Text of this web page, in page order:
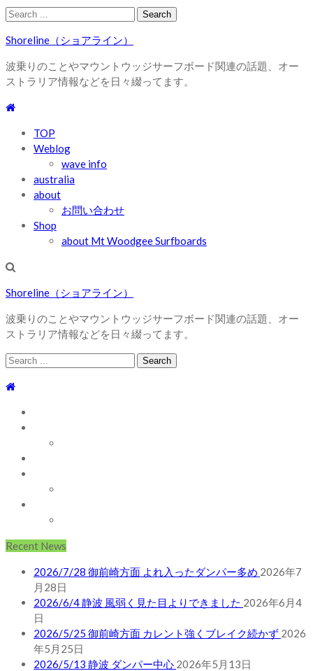
Skip
navigation
Skip
content
Search
Shoreline（ショアライン）
波乗りのことやマウントウッジサーフボード関連の話題、オー
ストラリア情報などを日々綴ってます。
TOP
Weblog
wave info
australia
about
お問い合わせ
Shop
about Mt Woodgee Surfboards
Shoreline（ショアライン）
波乗りのことやマウントウッジサーフボード関連の話題、オー
ストラリア情報などを日々綴ってます。
Search
Recent News
2026/7/28 御前崎方面 よれ入ったダンパー多め 2026年7
月28日
2026/6/4 静波 風弱く見た目よりできました 2026年6月4
日
2026/5/25 御前崎方面 カレント強くブレイク続かず 2026
年5月25日
2026/5/13 静波 ダンパー中心 2026年5月13日